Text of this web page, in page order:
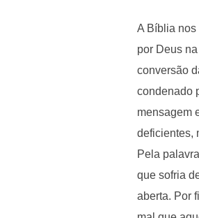
A Bíblia nos
por Deus
conversão
condenado
mensagem
deficientes,
Pela
que sofria
aberta. Por